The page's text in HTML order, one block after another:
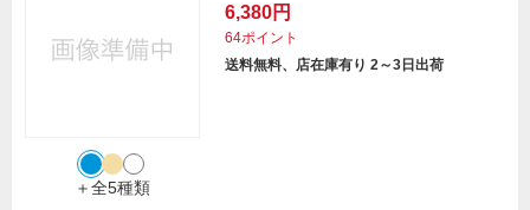
＋全5種類
6,380円
64ポイント
送料無料、店在庫有り 2～3日出荷